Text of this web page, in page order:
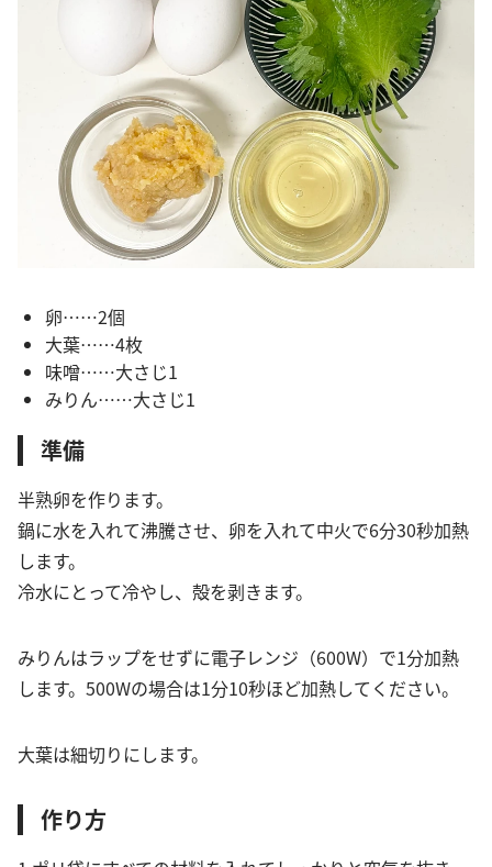
卵……2個
大葉……4枚
味噌……大さじ1
みりん……大さじ1
準備
半熟卵を作ります。
鍋に水を入れて沸騰させ、卵を入れて中火で6分30秒加熱
します。
冷水にとって冷やし、殻を剥きます。
みりんはラップをせずに電子レンジ（600W）で1分加熱
します。500Wの場合は1分10秒ほど加熱してください。
大葉は細切りにします。
作り方